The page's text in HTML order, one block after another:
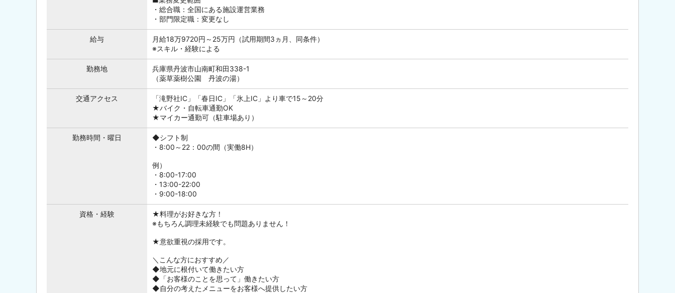
・総合職：全国にある施設運営業務
・部門限定職：変更なし
給与
月給18万9720円～25万円（試用期間3ヵ月、同条件）
※スキル・経験による
勤務地
兵庫県丹波市山南町和田338-1
（薬草薬樹公園 丹波の湯）
交通アクセス
「滝野社IC」「春日IC」「氷上IC」より車で15～20分
★バイク・自転車通勤OK
★マイカー通勤可（駐車場あり）
勤務時間・曜日
◆シフト制
・8:00～22：00の間（実働8H）
例）
・8:00-17:00
・13:00-22:00
・9:00-18:00
資格・経験
★料理がお好きな方！
※もちろん調理未経験でも問題ありません！
★意欲重視の採用です。
＼こんな方におすすめ／
◆地元に根付いて働きたい方
◆「お客様のことを思って」働きたい方
◆自分の考えたメニューをお客様へ提供したい方